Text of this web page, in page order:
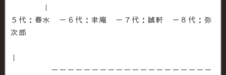
｜
５代：春水 －６代：聿庵 －７代：誠軒 －８代：弥
次郎
｜
－－－－－－－－－－－－－－－－－－－－